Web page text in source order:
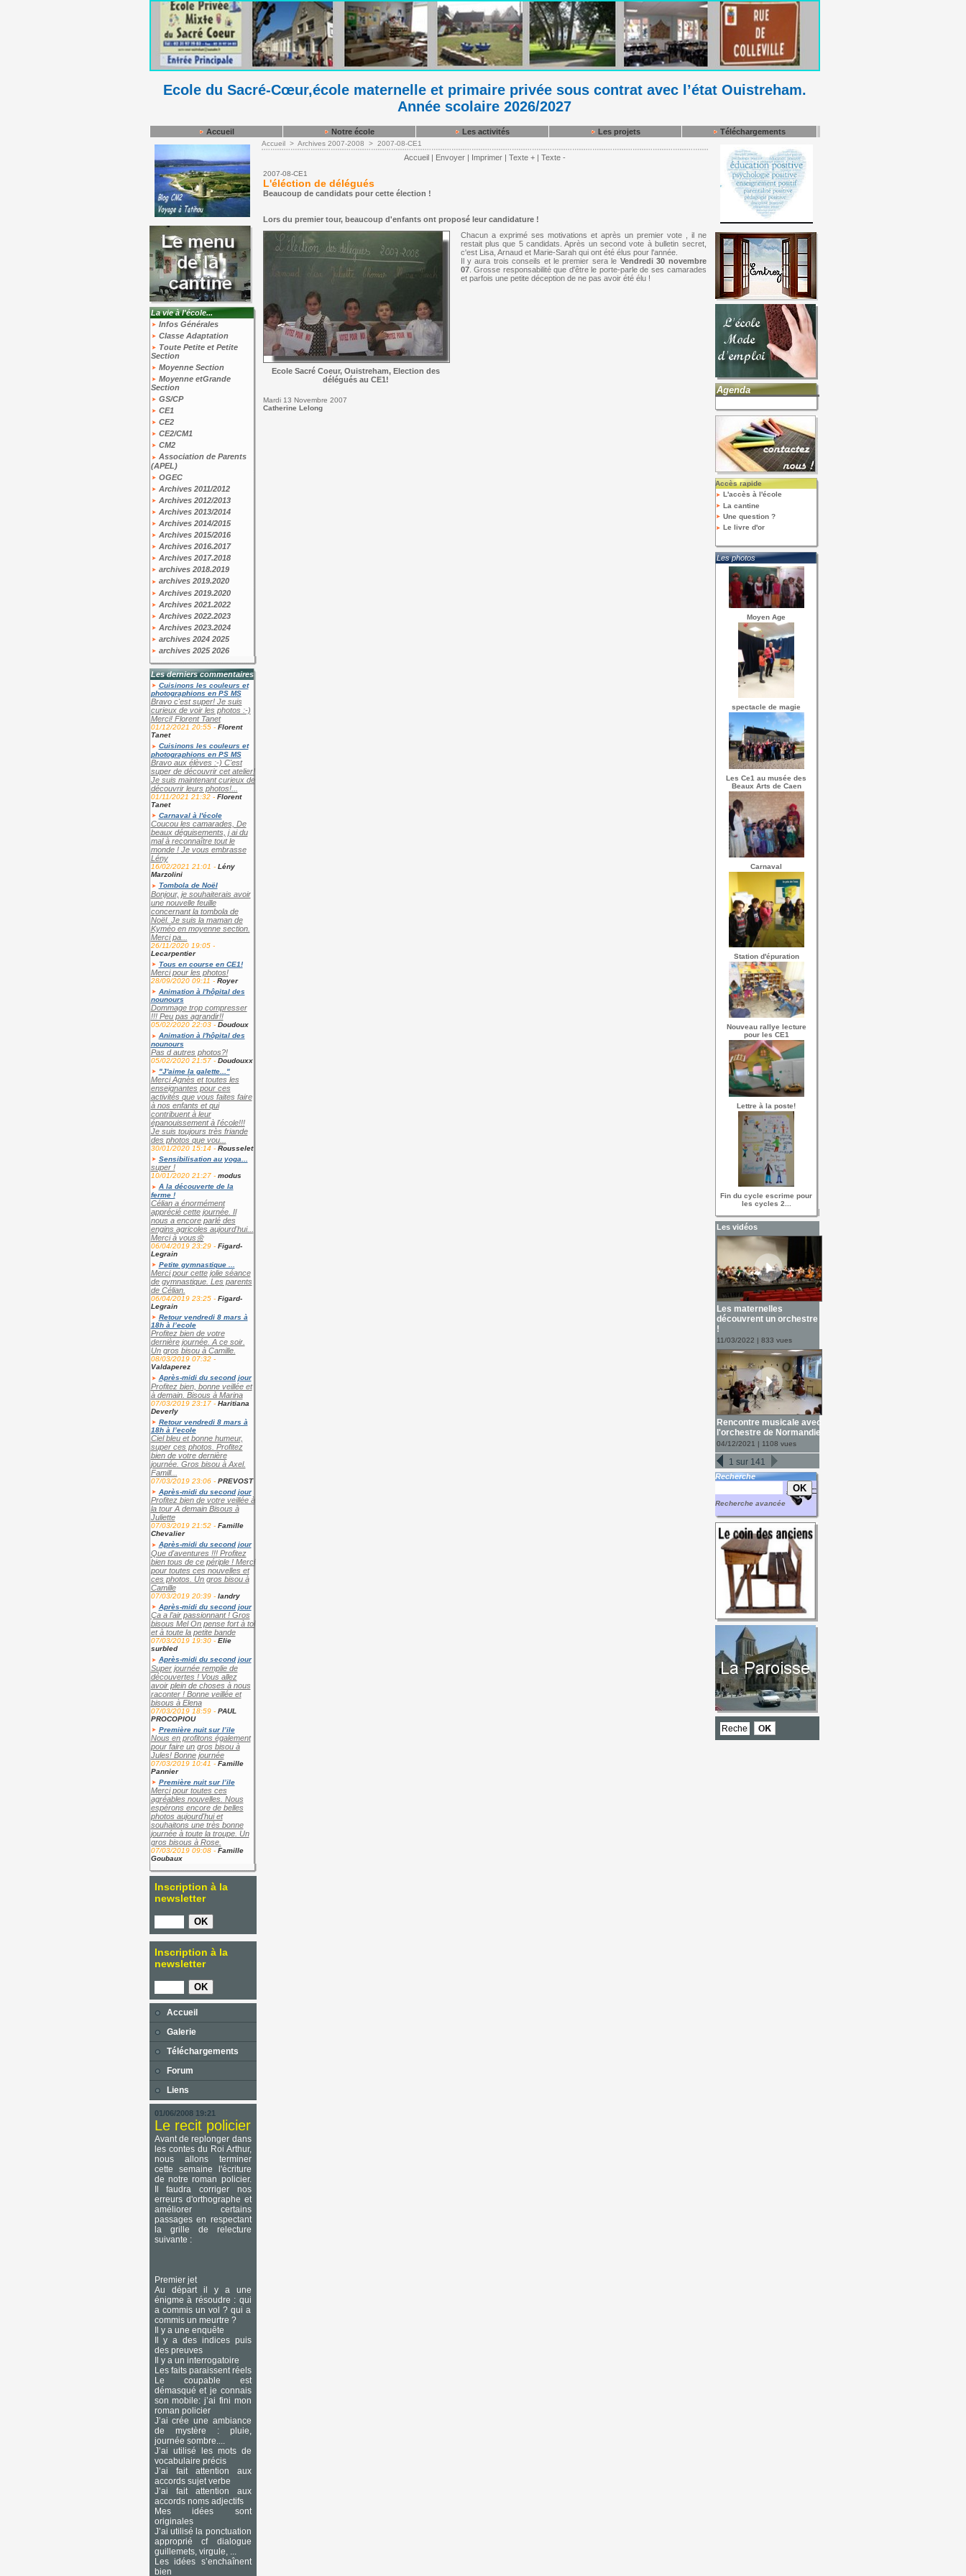
Ecole du Sacré-Cœur,école maternelle et primaire privée sous contrat avec l’état Ouistreham.
Année scolaire 2026/2027
Accueil Notre école Les activités Les projets Téléchargements
La vie à l'école...
Infos Générales
Classe Adaptation
Toute Petite et Petite
Section
Moyenne Section
Moyenne etGrande
Section
GS/CP
CE1
CE2
CE2/CM1
CM2
Association de Parents
(APEL)
OGEC
Archives 2011/2012
Archives 2012/2013
Archives 2013/2014
Archives 2014/2015
Archives 2015/2016
Archives 2016.2017
Archives 2017.2018
archives 2018.2019
archives 2019.2020
Archives 2019.2020
Archives 2021.2022
Archives 2022.2023
Archives 2023.2024
archives 2024 2025
archives 2025 2026
Les derniers commentaires
Cuisinons les couleurs et
photographions en PS MS
Bravo c'est super! Je suis
curieux de voir les photos :-)
Merci! Florent Tanet
01/12/2021 20:55 - Florent
Tanet
Cuisinons les couleurs et
photographions en PS MS
Bravo aux élèves :-) C'est
super de découvrir cet atelier!
Je suis maintenant curieux de
découvrir leurs photos!...
01/11/2021 21:32 - Florent
Tanet
Carnaval à l'école
Coucou les camarades, De
beaux déguisements, j ai du
mal à reconnaître tout le
monde ! Je vous embrasse
Lény
16/02/2021 21:01 - Lény
Marzolini
Tombola de Noël
Bonjour, je souhaiterais avoir
une nouvelle feuille
concernant la tombola de
Noël. Je suis la maman de
Kyméo en moyenne section.
Merci pa...
26/11/2020 19:05 -
Lecarpentier
Tous en course en CE1!
Merci pour les photos!
28/09/2020 09:11 - Royer
Animation à l'hôpital des
nounours
Dommage trop compresser
!!! Peu pas agrandir!!
05/02/2020 22:03 - Doudoux
Animation à l'hôpital des
nounours
Pas d autres photos?!
05/02/2020 21:57 - Doudouxx
"J'aime la galette..."
Merci Agnès et toutes les
enseignantes pour ces
activités que vous faites faire
à nos enfants et qui
contribuent à leur
épanouissement à l'école!!!
Je suis toujours très friande
des photos que vou...
30/01/2020 15:14 - Rousselet
Sensibilisation au yoga...
super !
10/01/2020 21:27 - modus
A la découverte de la
ferme !
Célian a énormément
apprécié cette journée. Il
nous a encore parlé des
engins agricoles aujourd'hui...
Merci à vous🌼
06/04/2019 23:29 - Figard-
Legrain
Petite gymnastique ...
Merci pour cette jolie séance
de gymnastique. Les parents
de Célian.
06/04/2019 23:25 - Figard-
Legrain
Retour vendredi 8 mars à
18h à l’ecole
Profitez bien de votre
dernière journée. A ce soir.
Un gros bisou à Camille.
08/03/2019 07:32 -
Valdaperez
Après-midi du second jour
Profitez bien, bonne veillée et
à demain. Bisous à Marina
07/03/2019 23:17 - Haritiana
Deverly
Retour vendredi 8 mars à
18h à l’ecole
Ciel bleu et bonne humeur,
super ces photos. Profitez
bien de votre dernière
journée. Gros bisou à Axel.
Famill...
07/03/2019 23:06 - PREVOST
Après-midi du second jour
Profitez bien de votre veillée à
la tour A demain Bisous à
Juliette
07/03/2019 21:52 - Famille
Chevalier
Après-midi du second jour
Que d'aventures !!! Profitez
bien tous de ce périple ! Merci
pour toutes ces nouvelles et
ces photos. Un gros bisou à
Camille
07/03/2019 20:39 - landry
Après-midi du second jour
Ça a l’air passionnant ! Gros
bisous Mel On pense fort à toi
et à toute la petite bande
07/03/2019 19:30 - Elie
surbled
Après-midi du second jour
Super journée remplie de
découvertes ! Vous allez
avoir plein de choses à nous
raconter ! Bonne veillée et
bisous à Elena
07/03/2019 18:59 - PAUL
PROCOPIOU
Première nuit sur l’ile
Nous en profitons également
pour faire un gros bisou à
Jules! Bonne journée
07/03/2019 10:41 - Famille
Pannier
Première nuit sur l’ile
Merci pour toutes ces
agréables nouvelles. Nous
espérons encore de belles
photos aujourd'hui et
souhaitons une très bonne
journée à toute la troupe. Un
gros bisous à Rose.
07/03/2019 09:08 - Famille
Goubaux
Inscription à la
newsletter
Inscription à la
newsletter
Accueil
Galerie
Téléchargements
Forum
Liens
01/06/2008 19:21
Le recit policier
Avant de replonger dans
les contes du Roi Arthur,
nous allons terminer
cette semaine l'écriture
de notre roman policier.
Il faudra corriger nos
erreurs d'orthographe et
améliorer certains
passages en respectant
la grille de relecture
suivante :
Premier jet
Au départ il y a une
énigme à résoudre : qui
a commis un vol ? qui a
commis un meurtre ?
Il y a une enquête
Il y a des indices puis
des preuves
Il y a un interrogatoire
Les faits paraissent réels
Le coupable est
démasqué et je connais
son mobile: j’ai fini mon
roman policier
J’ai crée une ambiance
de mystère : pluie,
journée sombre....
J’ai utilisé les mots de
vocabulaire précis
J’ai fait attention aux
accords sujet verbe
J’ai fait attention aux
accords noms adjectifs
Mes idées sont
originales
J’ai utilisé la ponctuation
approprié cf dialogue
guillemets, virgule, ...
Les idées s’enchaînent
bien
Accueil > Archives 2007-2008 > 2007-08-CE1
Accueil | Envoyer | Imprimer | Texte + | Texte -
2007-08-CE1
L'éléction de délégués
Beaucoup de candidats pour cette élection !
Lors du premier tour, beaucoup d'enfants ont proposé leur candidature !
Ecole Sacré Coeur, Ouistreham, Election des
délégués au CE1!
Chacun a exprimé ses motivations et après un premier vote , il ne
restait plus que 5 candidats. Après un second vote à bulletin secret,
c'est Lisa, Arnaud et Marie-Sarah qui ont été élus pour l'année.
Il y aura trois conseils et le premier sera le Vendredi 30 novembre
07. Grosse responsabilité que d'être le porte-parle de ses camarades
et parfois une petite déception de ne pas avoir été élu !
Mardi 13 Novembre 2007
Catherine Lelong
Agenda
Accès rapide
L'accès à l'école
La cantine
Une question ?
Le livre d'or
Les photos
Moyen Age
spectacle de magie
Les Ce1 au musée des
Beaux Arts de Caen
Carnaval
Station d'épuration
Nouveau rallye lecture
pour les CE1
Lettre à la poste!
Fin du cycle escrime pour
les cycles 2...
Les vidéos
Les maternelles
découvrent un orchestre
!
11/03/2022 | 833 vues
Rencontre musicale avec
l'orchestre de Normandie
04/12/2021 | 1108 vues
1 sur 141
Recherche
Recherche avancée